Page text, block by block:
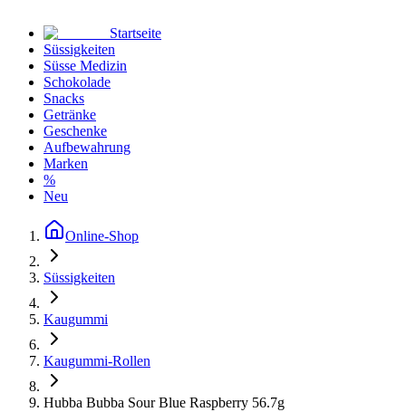
Startseite
Süssigkeiten
Süsse Medizin
Schokolade
Snacks
Getränke
Geschenke
Aufbewahrung
Marken
%
Neu
Online-Shop
Süssigkeiten
Kaugummi
Kaugummi-Rollen
Hubba Bubba Sour Blue Raspberry 56.7g